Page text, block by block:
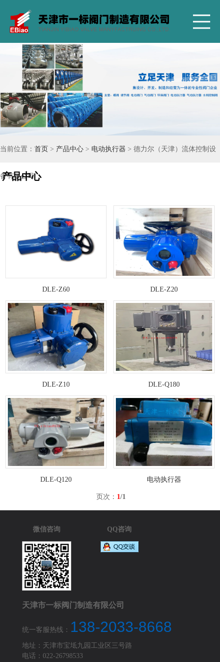
当前位置： 首页 > 产品中心 > 电动执行器 > 德力尔（天津）流体控制设
备有限公司
产品中心
DLE-Z60 DLE-Z20
DLE-Z10 DLE-Q180
DLE-Q120 电动执行器
页次： 1/1
微信咨询 QQ咨询
天津市一标阀门制造有限公司
统一客服热线： 138-2033-8668
地址：天津市宝坻九园工业区三号路
电话：022-26798533